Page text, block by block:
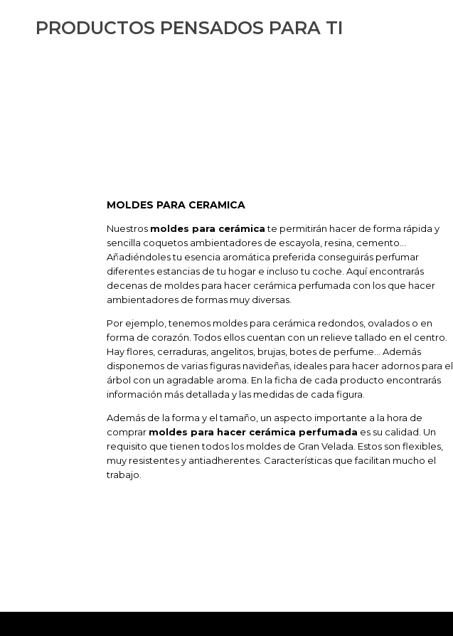
PRODUCTOS PENSADOS PARA TI
MOLDES PARA CERAMICA
Nuestros moldes para cerámicate permitirán hacer de forma rápida y
sencilla coquetos ambientadores de escayola, resina, cemento...
Añadiéndoles tu esencia aromática preferida conseguirás perfumar
diferentes estancias de tu hogar e incluso tu coche. Aquí encontrarás
decenas de moldes para hacer cerámica perfumada con los que hacer
ambientadores de formas muy diversas.
Por ejemplo, tenemos moldes para cerámica redondos, ovalados o en
forma de corazón. Todos ellos cuentan con un relieve tallado en el centro.
Hay flores, cerraduras, angelitos, brujas, botes de perfume... Además
disponemos de varias figuras navideñas, ideales para hacer adornos para el
árbol con un agradable aroma. En la ficha de cada producto encontrarás
información más detallada y las medidas de cada figura.
Además de la forma y el tamaño, un aspecto importante a la hora de
comprar moldes para hacer cerámica perfumada es su calidad. Un
requisito que tienen todos los moldes de Gran Velada. Estos son flexibles,
muy resistentes y antiadherentes. Características que facilitan mucho el
trabajo.